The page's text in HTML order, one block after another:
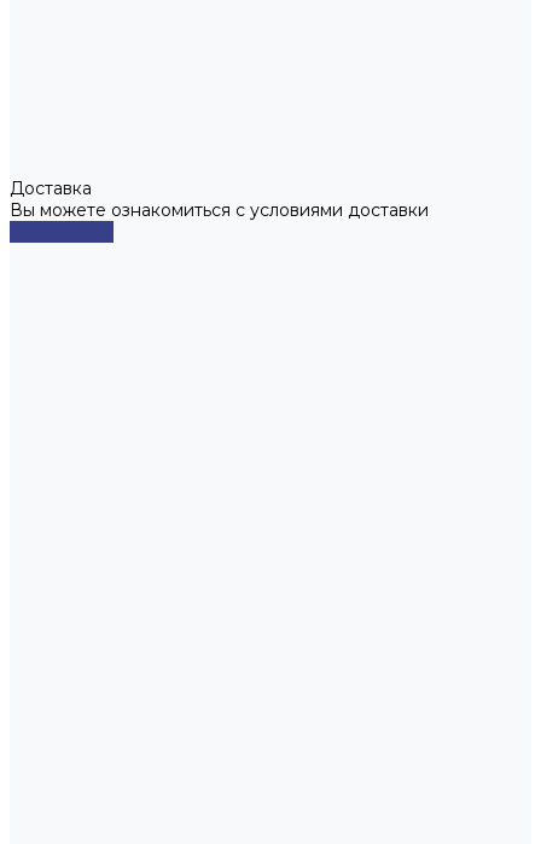
Доставка
Вы можете ознакомиться с условиями доставки